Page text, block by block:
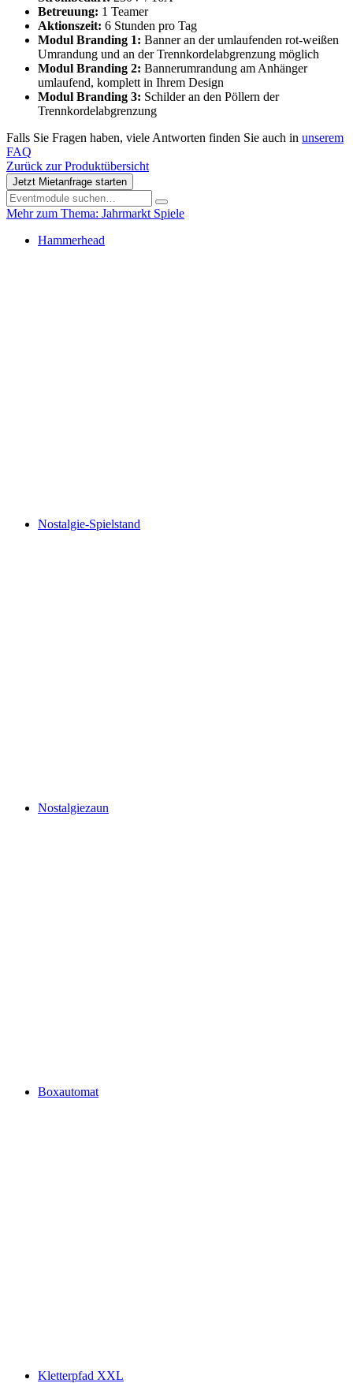
Betreuung: 1 Teamer
Aktionszeit: 6 Stunden pro Tag
Modul Branding 1: Banner an der umlaufenden rot-weißen
Umrandung und an der Trennkordelabgrenzung möglich
Modul Branding 2: Bannerumrandung am Anhänger
umlaufend, komplett in Ihrem Design
Modul Branding 3: Schilder an den Pöllern der
Trennkordelabgrenzung
Falls Sie Fragen haben, viele Antworten finden Sie auch in unserem
FAQ
Zurück zur Produktübersicht
Jetzt Mietanfrage starten
Mehr zum Thema: Jahrmarkt Spiele
Hammerhead
Nostalgie-Spielstand
Nostalgiezaun
Boxautomat
Kletterpfad XXL